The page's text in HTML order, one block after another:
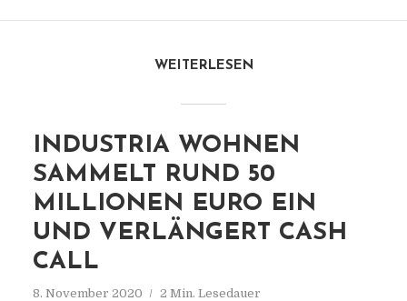
WEITERLESEN
INDUSTRIA WOHNEN
SAMMELT RUND 50
MILLIONEN EURO EIN
UND VERLÄNGERT CASH
CALL
8. November 2020 2 Min. Lesedauer